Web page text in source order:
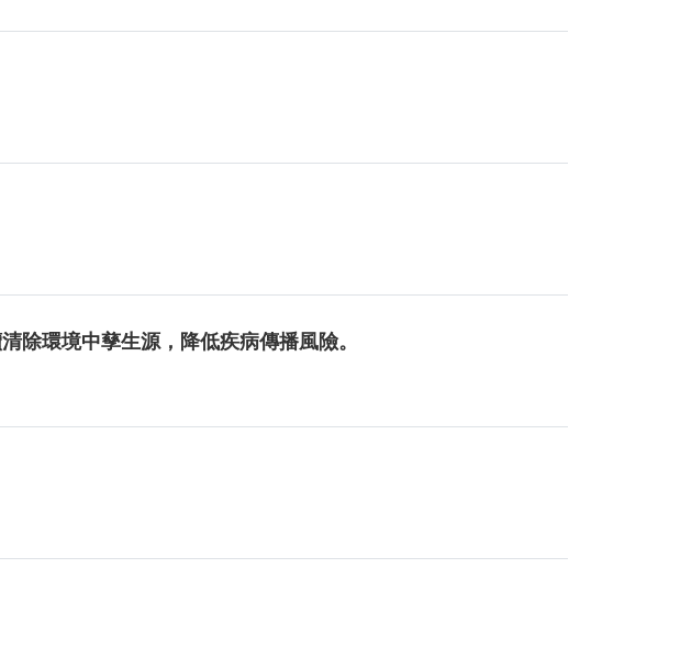
除環境中孳生源，降低疾病傳播風險。